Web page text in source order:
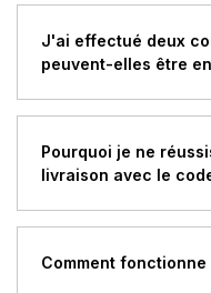
J'ai effectué deux
peuvent-elles être
Pourquoi je ne
livraison avec le
Comment